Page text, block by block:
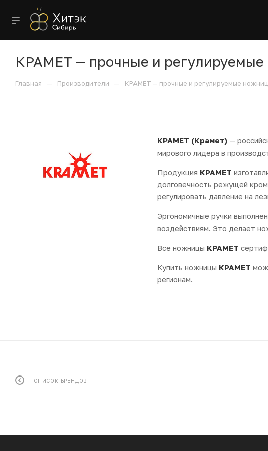
КРАМЕТ — прочные и регулируемые
Главная — Производители — КРАМЕТ — прочные и регулируемые
КРАМЕТ (Крамет) —
мирового лидера в
Продукция КРАМЕТ
долговечность режущей
регулировать давление на
Эргономичные ручки
воздействиям. Это делает
Все ножницы КРАМЕТ
Купить ножницы КРАМЕТ
регионам.
СПИСОК БРЕНДОВ